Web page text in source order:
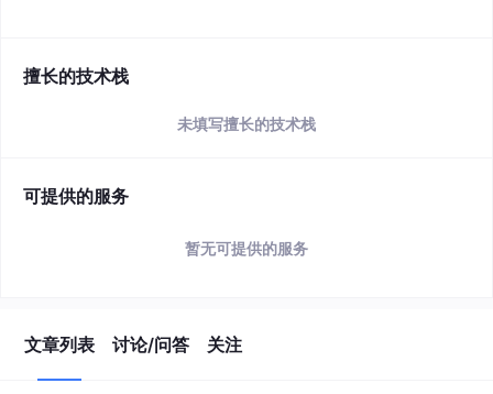
擅长的技术栈
未填写擅长的技术栈
可提供的服务
暂无可提供的服务
文章列表 讨论/问答 关注